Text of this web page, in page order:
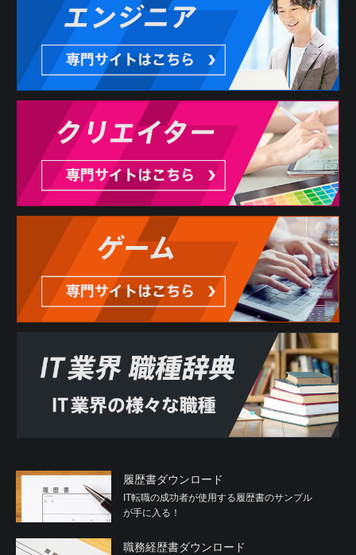
履歴書ダウンロード
IT転職の成功者が使用する履歴書のサンプル
が手に入る！
職務経歴書ダウンロード